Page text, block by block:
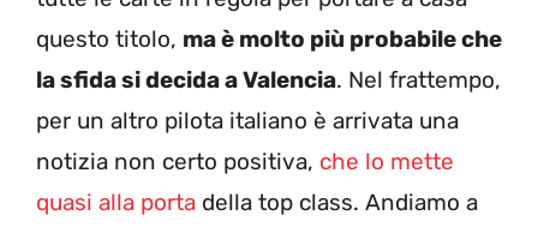
questo titolo, ma è molto più probabile che
la sfida si decida a Valencia. Nel frattempo,
per un altro pilota italiano è arrivata una
notizia non certo positiva, che lo mette
quasi alla porta della top class. Andiamo a